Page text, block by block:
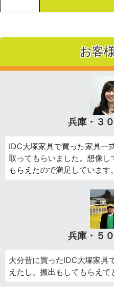
お客
兵庫・３
IDC大塚家具で買った家具一
取ってもらいました。想像し
もらえたので満足しています。
兵庫・５
大分昔に買ったIDC大塚家具
えたし、搬出もしてもらえて